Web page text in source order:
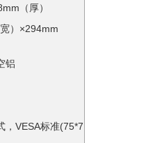
（厚）
）×294mm
铝
，VESA标准(75*7